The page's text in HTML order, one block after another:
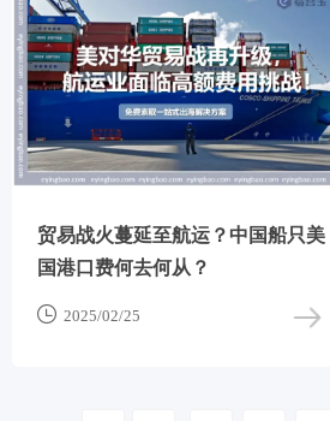
贸易战火蔓延至航运？中国船只美
国港口费何去何从？
 2025/02/25